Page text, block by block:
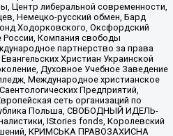
Центр либеральной современности,
Немецко-русский обмен, Бард
Ходорковского, Оксфордский
Компания свободы
партнерство за права
Христиан Украинской
Духовное Учебное Заведение
Международное христианское
Предприятий,
сеть организаций по
Польша, СВОБОДНЫЙ ИДЕЛЬ-
IStories fonds, Королевский
КРИМСЬКА ПРАВОЗАХИСНА